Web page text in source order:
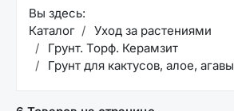
Вы здесь:
Каталог
Уход за растениями
Грунт. Торф. Керамзит
Грунт для кактусов, алое, агавы